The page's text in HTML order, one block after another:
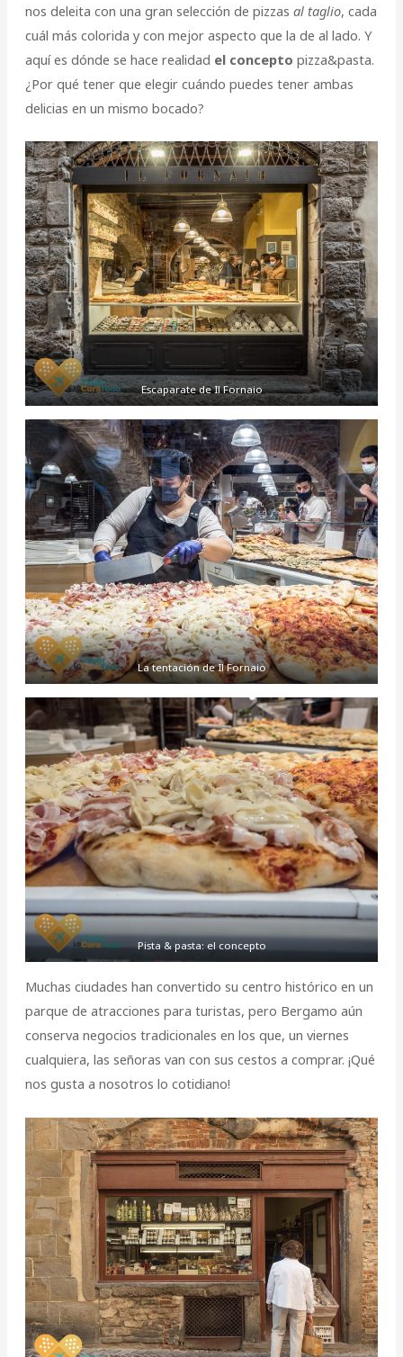
nos deleita con una gran selección de pizzas al taglio, cada
cuál más colorida y con mejor aspecto que la de al lado. Y
aquí es dónde se hace realidad el concepto pizza&pasta.
¿Por qué tener que elegir cuándo puedes tener ambas
delicias en un mismo bocado?
Escaparate de Il Fornaio
La tentación de Il Fornaio
Pista & pasta: el concepto
Muchas ciudades han convertido su centro histórico en un
parque de atracciones para turistas, pero Bergamo aún
conserva negocios tradicionales en los que, un viernes
cualquiera, las señoras van con sus cestos a comprar. ¡Qué
nos gusta a nosotros lo cotidiano!